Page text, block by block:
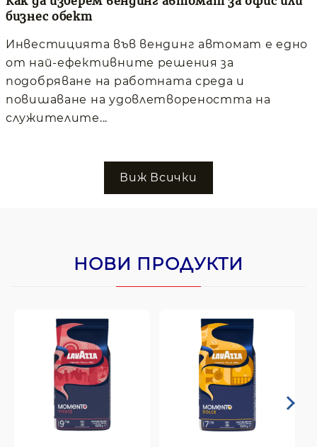
бизнес обект
Инвестицията във вендинг автомат е едно
от най-ефективните решения за
подобряване на работната среда и
повишаване на удовлетвореността на
служителите...
Виж Всички
НОВИ ПРОДУКТИ